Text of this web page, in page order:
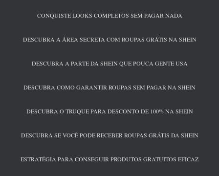
CONQUISTE LOOKS COMPLETOS SEM PAGAR NADA
DESCUBRA A ÁREA SECRETA COM ROUPAS GRÁTIS NA SHEIN
DESCUBRA A PARTE DA SHEIN QUE POUCA GENTE USA
DESCUBRA COMO GARANTIR ROUPAS SEM PAGAR NA SHEIN
DESCUBRA O TRUQUE PARA DESCONTO DE 100% NA SHEIN
DESCUBRA SE VOCÊ PODE RECEBER ROUPAS GRÁTIS DA SHEIN
ESTRATÉGIA PARA CONSEGUIR PRODUTOS GRATUITOS EFICAZ